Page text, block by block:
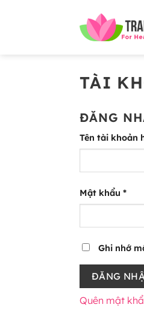
TÀI
ĐĂNG
Tên tài khoản
Mật khẩu *Bắt
Alternative:
Ghi nhớ
ĐĂNG
Quên mật